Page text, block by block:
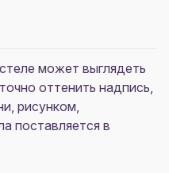
может выглядеть
оттенить надпись,
рисунком,
поставляется в